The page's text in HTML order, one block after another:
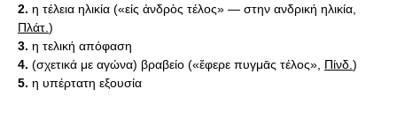
2. η τέλεια ηλικία («εἰς ἀνδρὸς τέλος» — στην ανδρική ηλικία,
Πλάτ. )
3. η τελική απόφαση
4. (σχετικά με αγώνα) βραβείο («ἔφερε πυγμᾱς τέλος», Πίνδ. )
5. η υπέρτατη εξουσία